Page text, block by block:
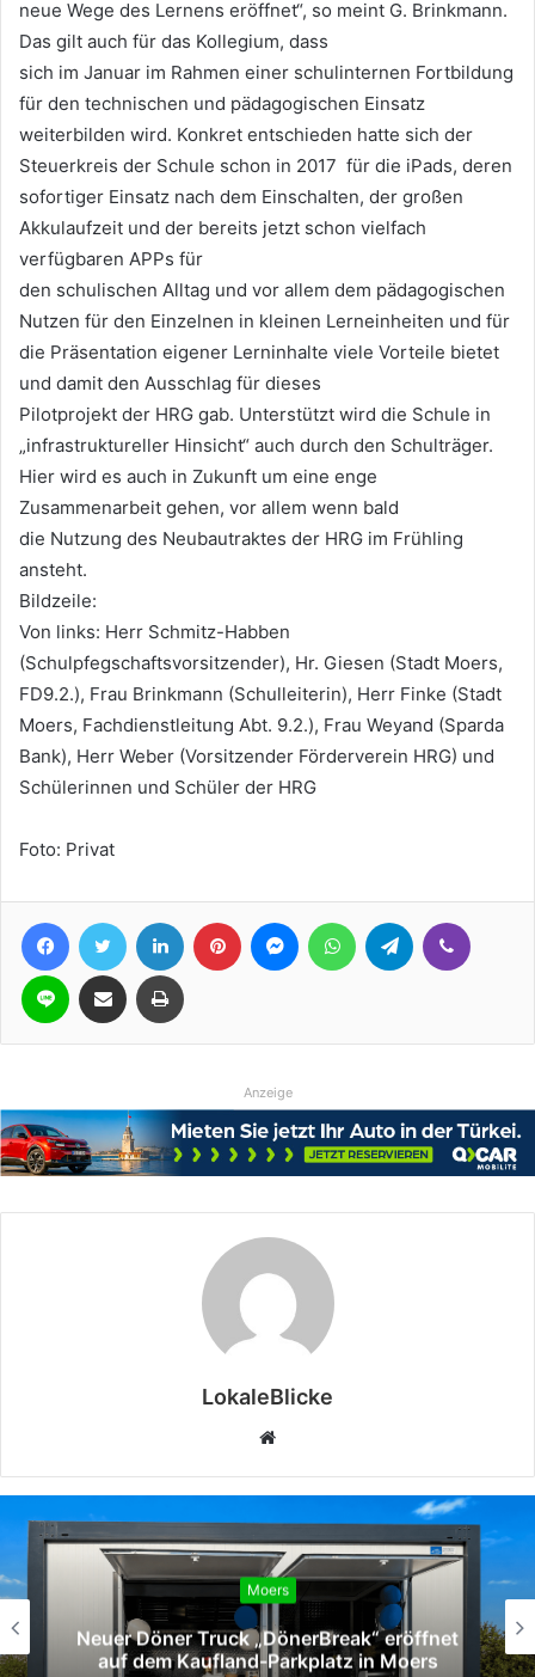
neue Wege des Lernens eröffnet“, so meint G. Brinkmann.
Das gilt auch für das Kollegium, dass
sich im Januar im Rahmen einer schulinternen Fortbildung
für den technischen und pädagogischen Einsatz
weiterbilden wird. Konkret entschieden hatte sich der
Steuerkreis der Schule schon in 2017 für die iPads, deren
sofortiger Einsatz nach dem Einschalten, der großen
Akkulaufzeit und der bereits jetzt schon vielfach
verfügbaren APPs für
den schulischen Alltag und vor allem dem pädagogischen
Nutzen für den Einzelnen in kleinen Lerneinheiten und für
die Präsentation eigener Lerninhalte viele Vorteile bietet
und damit den Ausschlag für dieses
Pilotprojekt der HRG gab. Unterstützt wird die Schule in
„infrastruktureller Hinsicht“ auch durch den Schulträger.
Hier wird es auch in Zukunft um eine enge
Zusammenarbeit gehen, vor allem wenn bald
die Nutzung des Neubautraktes der HRG im Frühling
ansteht.
Bildzeile:
Von links: Herr Schmitz-Habben
(Schulpfegschaftsvorsitzender), Hr. Giesen (Stadt Moers,
FD9.2.), Frau Brinkmann (Schulleiterin), Herr Finke (Stadt
Moers, Fachdienstleitung Abt. 9.2.), Frau Weyand (Sparda
Bank), Herr Weber (Vorsitzender Förderverein HRG) und
Schülerinnen und Schüler der HRG
Foto: Privat
FacebookTwitter LinkedIn Pinterest MessengerWhatsAppTelegram
Line Teile per E-Mail Drucken
Anzeige
LokaleBlicke
Webseite
Moers
Moers: Zwei Verletzte bei
auf der Venloer Straße